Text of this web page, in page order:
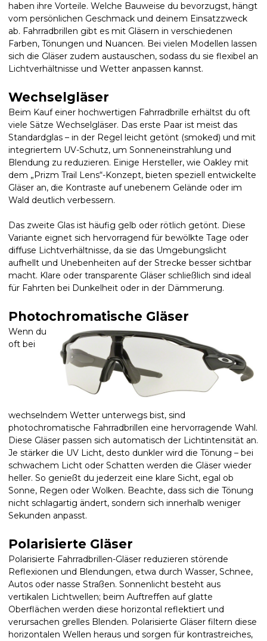
haben ihre Vorteile. Welche Bauweise du bevorzugst, hängt
vom persönlichen Geschmack und deinem Einsatzzweck
ab. Fahrradbrillen gibt es mit Gläsern in verschiedenen
Farben, Tönungen und Nuancen. Bei vielen Modellen lassen
sich die Gläser zudem austauschen, sodass du sie flexibel an
Lichtverhältnisse und Wetter anpassen kannst.
Wechselgläser
Beim Kauf einer hochwertigen Fahrradbrille erhältst du oft
viele Sätze Wechselgläser. Das erste Paar ist meist das
Standardglas – in der Regel leicht getönt (smoked) und mit
integriertem UV-Schutz, um Sonneneinstrahlung und
Blendung zu reduzieren. Einige Hersteller, wie Oakley mit
dem „Prizm Trail Lens“-Konzept, bieten speziell entwickelte
Gläser an, die Kontraste auf unebenem Gelände oder im
Wald deutlich verbessern.
Das zweite Glas ist häufig gelb oder rötlich getönt. Diese
Variante eignet sich hervorragend für bewölkte Tage oder
diffuse Lichtverhältnisse, da sie das Umgebungslicht
aufhellt und Unebenheiten auf der Strecke besser sichtbar
macht. Klare oder transparente Gläser schließlich sind ideal
für Fahrten bei Dunkelheit oder in der Dämmerung.
Photochromatische Gläser
Wenn du
oft bei
wechselndem Wetter unterwegs bist, sind
photochromatische Fahrradbrillen eine hervorragende Wahl.
Diese Gläser passen sich automatisch der Lichtintensität an.
Je stärker die UV Licht, desto dunkler wird die Tönung – bei
schwachem Licht oder Schatten werden die Gläser wieder
heller. So genießt du jederzeit eine klare Sicht, egal ob
Sonne, Regen oder Wolken. Beachte, dass sich die Tönung
nicht schlagartig ändert, sondern sich innerhalb weniger
Sekunden anpasst.
Polarisierte Gläser
Polarisierte Fahrradbrillen-Gläser reduzieren störende
Reflexionen und Blendungen, etwa durch Wasser, Schnee,
Autos oder nasse Straßen. Sonnenlicht besteht aus
vertikalen Lichtwellen; beim Auftreffen auf glatte
Oberflächen werden diese horizontal reflektiert und
verursachen grelles Blenden. Polarisierte Gläser filtern diese
horizontalen Wellen heraus und sorgen für kontrastreiches,